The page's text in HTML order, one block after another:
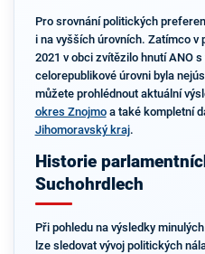
Pro srovnání politických
i na vyšších úrovních. Zatímco v
2021 v obci zvítězilo hnutí ANO
celorepublikové úrovni byla
můžete prohlédnout aktuální
okres Znojmoa také kompletní
Jihomoravský kraj.
Historie
Suchohrdlech
Při pohledu na výsledky
lze sledovat vývoj politických